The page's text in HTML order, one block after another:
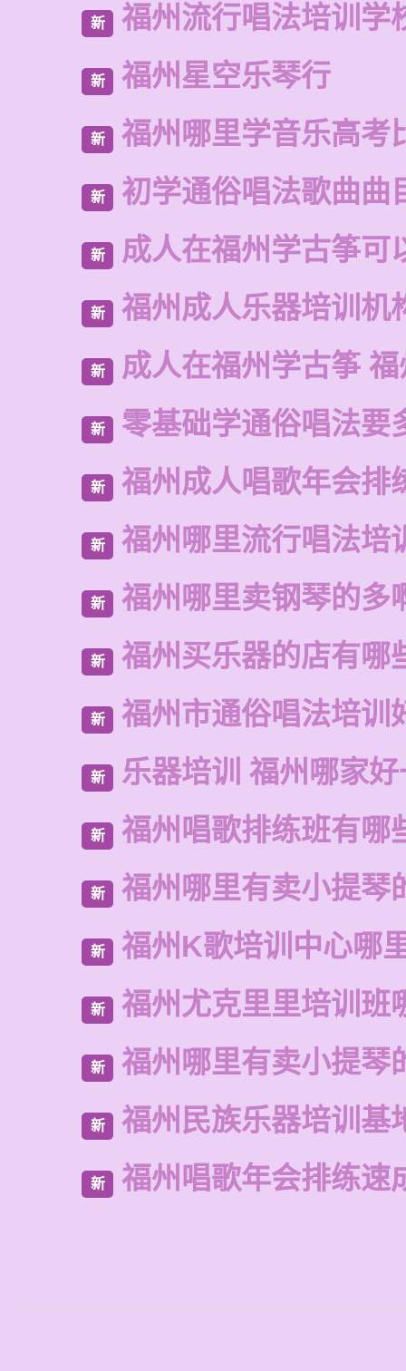
新 福州流行唱法培训学
新 福州星空乐琴行
新 福州哪里学音乐高考
新 初学通俗唱法歌曲曲
新 成人在福州学古筝可
新 福州成人乐器培训机
新 成人在福州学古筝
新 零基础学通俗唱法要
新 福州成人唱歌年会排
新 福州哪里流行唱法培
新 福州哪里卖钢琴的多
新 福州买乐器的店有哪
新 福州市通俗唱法培训
新 乐器培训 福州哪家
新 福州唱歌排练班有哪
新 福州哪里有卖小提琴
新 福州K歌培训中心哪
新 福州尤克里里培训班
新 福州哪里有卖小提琴
新 福州民族乐器培训基
新 福州唱歌年会排练速